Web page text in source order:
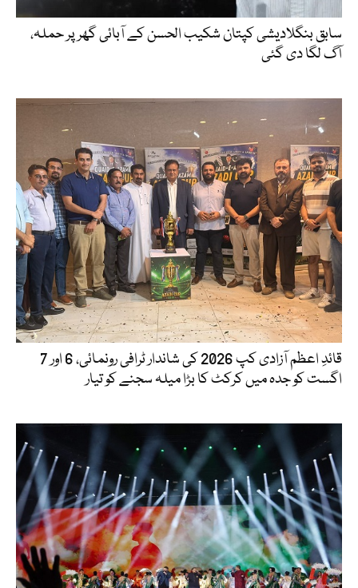
سابق بنگلادیشی کپتان شکیب الحسن کے آبائی گھر پر حملہ،
آگ لگا دی گئی
قائدِ اعظم آزادی کپ 2026 کی شاندار ٹرافی رونمائی، 6 اور 7
اگست کو جدہ میں کرکٹ کا بڑا میلہ سجنے کو تیار